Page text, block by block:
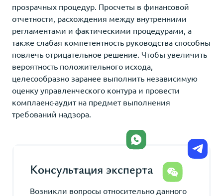
прозрачных процедур. Просчеты в финансовой
отчетности, расхождения между внутренними
регламентами и фактическими процедурами, а
также слабая компетентность руководства способны
повлечь отрицательное решение. Чтобы увеличить
вероятность положительного исхода,
целесообразно заранее выполнить независимую
оценку управленческого контура и провести
комплаенс-аудит на предмет выполнения
требований надзора.
Консультация эксперта
Возникли вопросы относительно данного